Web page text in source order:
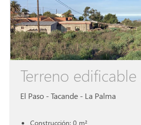
Terreno edificable
El Paso - Tacande - La Palma
Construcción: 0 m²